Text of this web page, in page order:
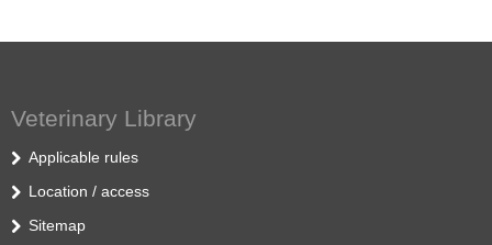
Veterinary Library
Applicable rules
Location / access
Sitemap